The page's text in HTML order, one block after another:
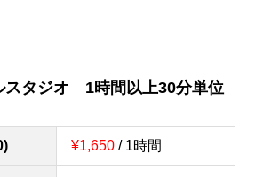
スタジオ 1時間以上30分単位
¥1,650 / 1時間